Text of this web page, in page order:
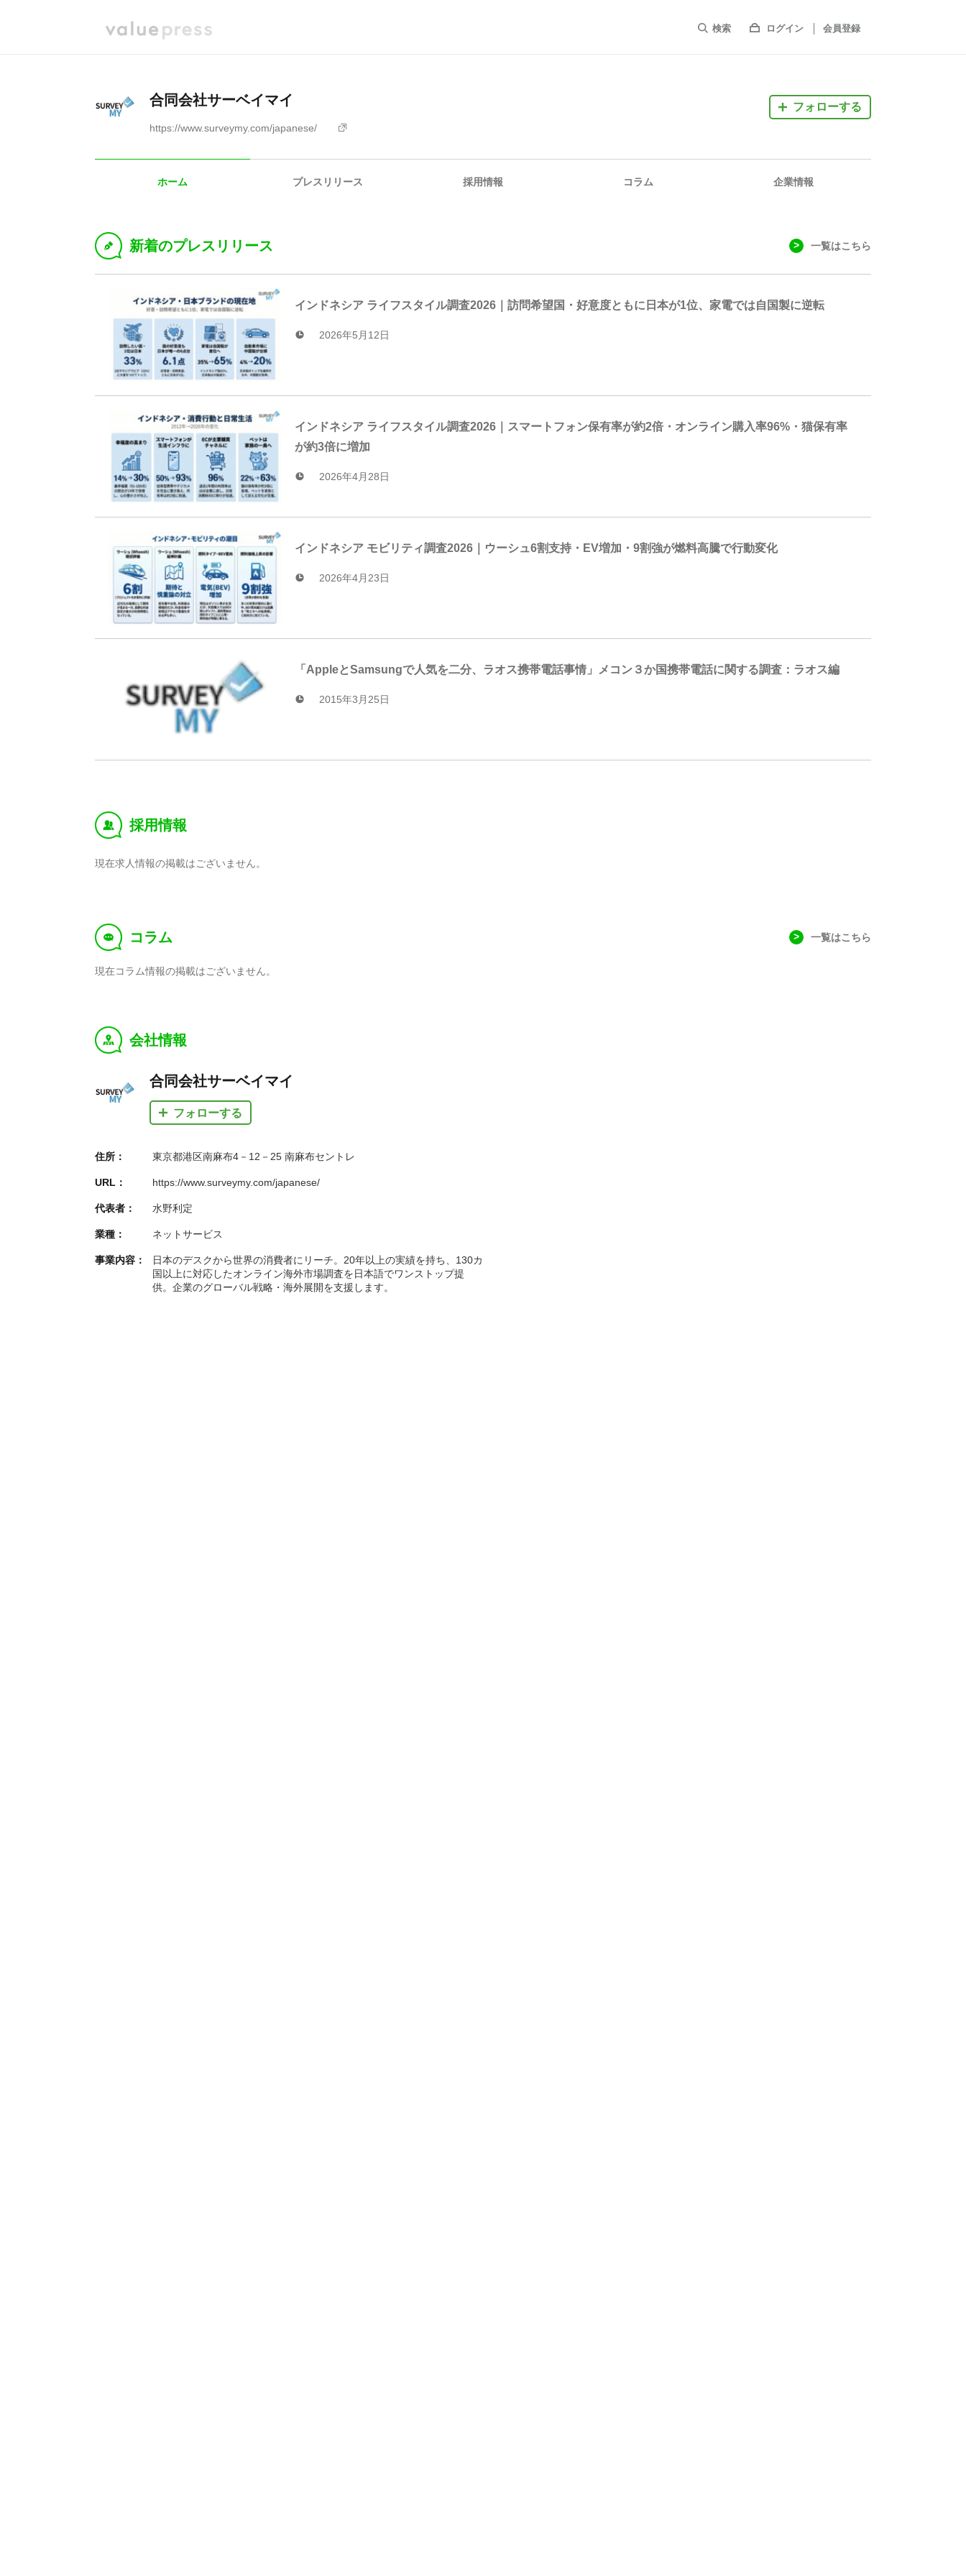
検索 ログイン 会員登録
合同会社サーベイマイ
https://www.surveymy.com/japanese/
フォローする
ホーム プレスリリース 採用情報 コラム 企業情報
D 新着のプレスリリース 一覧はこちら
インドネシア ライフスタイル調査2026｜訪問希望国・好意度ともに日本が1位、家電では自国製に逆転
2026年5月12日
インドネシア ライフスタイル調査2026｜スマートフォン保有率が約2倍・オンライン購入率96%・猫保有率
が約3倍に増加
2026年4月28日
インドネシア モビリティ調査2026｜ウーシュ6割支持・EV増加・9割強が燃料高騰で行動変化
2026年4月23日
「AppleとSamsungで人気を二分、ラオス携帯電話事情」メコン３か国携帯電話に関する調査：ラオス編
2015年3月25日
‰ 採用情報
現在求人情報の掲載はございません。
f コラム 一覧はこちら
現在コラム情報の掲載はございません。
y 会社情報
合同会社サーベイマイ
フォローする
住所： 東京都港区南麻布4－12－25 南麻布セントレ
URL： https://www.surveymy.com/japanese/
代表者： 水野利定
業種： ネットサービス
事業内容：
日本のデスクから世界の消費者にリーチ。20年以上の実績を持ち、130カ
国以上に対応したオンライン海外市場調査を日本語でワンストップ提
供。企業のグローバル戦略・海外展開を支援します。